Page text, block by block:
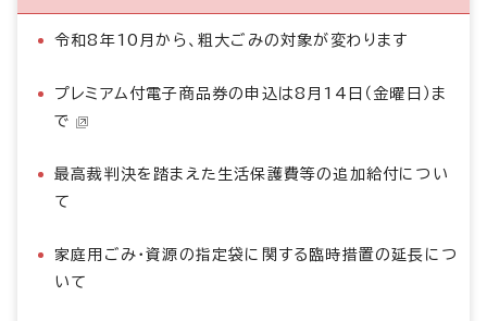
令和8年10月から、粗大ごみの対象が変わります
プレミアム付電子商品券の申込は8月14日（金曜日）ま
で
最高裁判決を踏まえた生活保護費等の追加給付につい
て
家庭用ごみ・資源の指定袋に関する臨時措置の延長につ
いて